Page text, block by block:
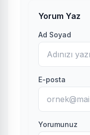
Yorum Yaz
Ad Soyad
E-posta
Yorumunuz